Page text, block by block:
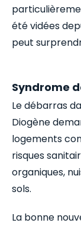
été vidées
peut
Syndrome
Le débarras
Diogène
logements
risques
organiques,
sols.
La bonne